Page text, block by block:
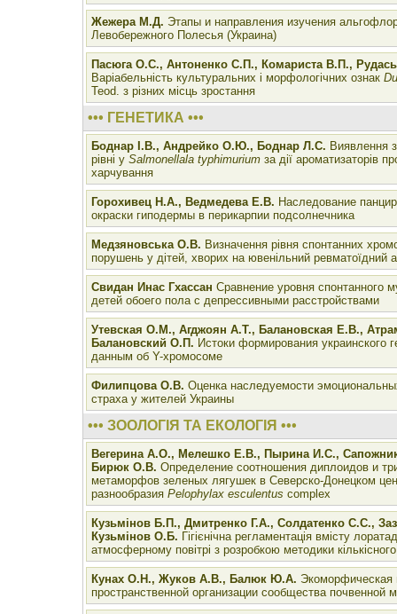
Жежера М.Д. Этапы и направления изучения
Левобережного Полесья (Украина)
Пасюга О.С., Антоненко С.П., Комариста В.П.,
Варіабельність культуральних і морфологічних ознак
Teod. з різних місць зростання
••• ГЕНЕТИКА •••
Боднар І.В., Андрейко О.Ю., Боднар Л.С. Виявлення
рівні у Salmonellala typhimurium за дії ароматизаторів
харчування
Горохивец Н.А., Ведмедева Е.В. Наследование
окраски гиподермы в перикарпии подсолнечника
Медзяновська О.В. Визначення рівня спонтанних
порушень у дітей, хворих на ювенільний ревматоїдний
Свидан Инас Гхассан Сравнение уровня спонтанного
детей обоего пола с депрессивными расстройствами
Утевская О.М., Агджоян А.Т., Балановская Е.В.,
Балановский О.П. Истоки формирования украинского
данным об Y-хромосоме
Филипцова О.В. Оценка наследуемости
страха у жителей Украины
••• ЗООЛОГІЯ ТА ЕКОЛОГІЯ •••
Вегерина А.О., Мелешко Е.В., Пырина И.С.,
Бирюк О.В. Определение соотношения диплоидов и
метаморфов зеленых лягушек в Cеверско-Донецком
разнообразия Pelophylax esculentus complex
Кузьмінов Б.П., Дмитренко Г.А., Солдатенко С.С.,
Кузьмінов О.Б. Гігієнічна регламентація вмісту
атмосферному повітрі з розробкою методики
Кунах О.Н., Жуков А.В., Балюк Ю.А. Экоморфическая
пространственной организации сообщества почвенной